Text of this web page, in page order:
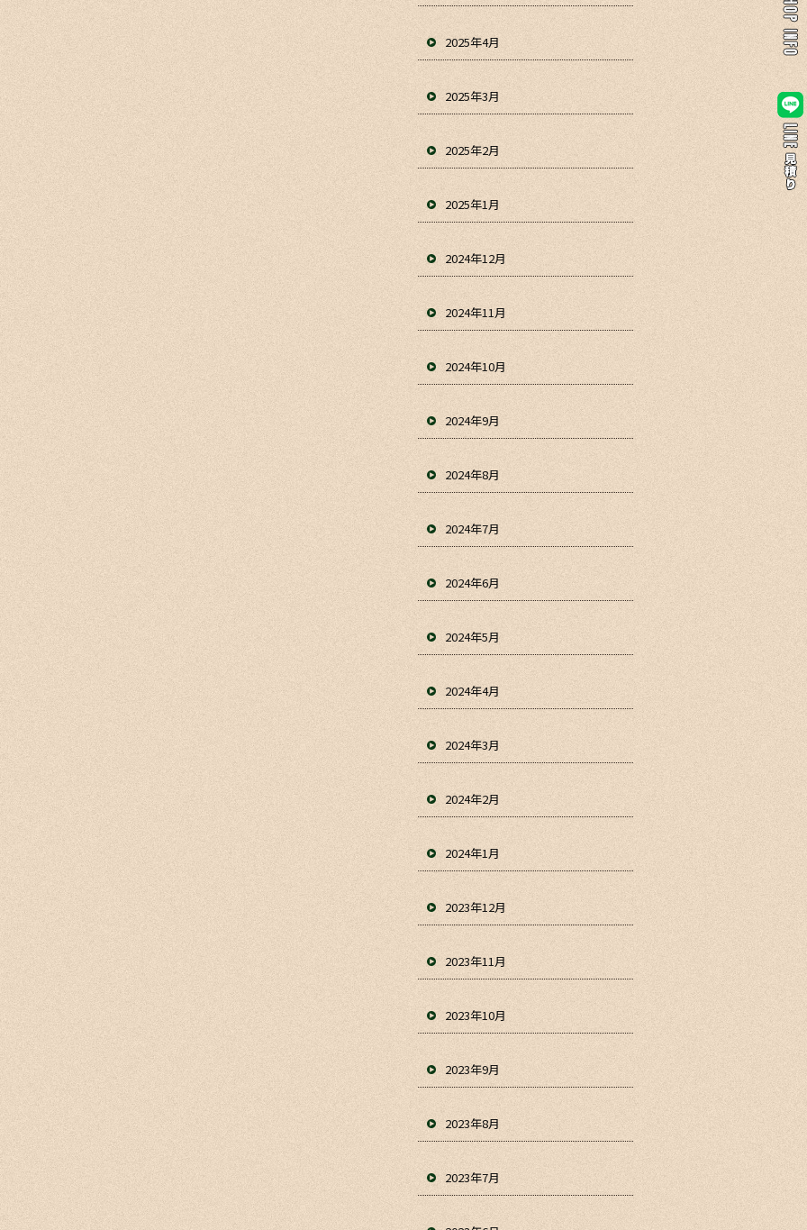
2025年4月
2025年3月
2025年2月
2025年1月
2024年12月
2024年11月
2024年10月
2024年9月
2024年8月
2024年7月
2024年6月
2024年5月
2024年4月
2024年3月
2024年2月
2024年1月
2023年12月
2023年11月
2023年10月
2023年9月
2023年8月
2023年7月